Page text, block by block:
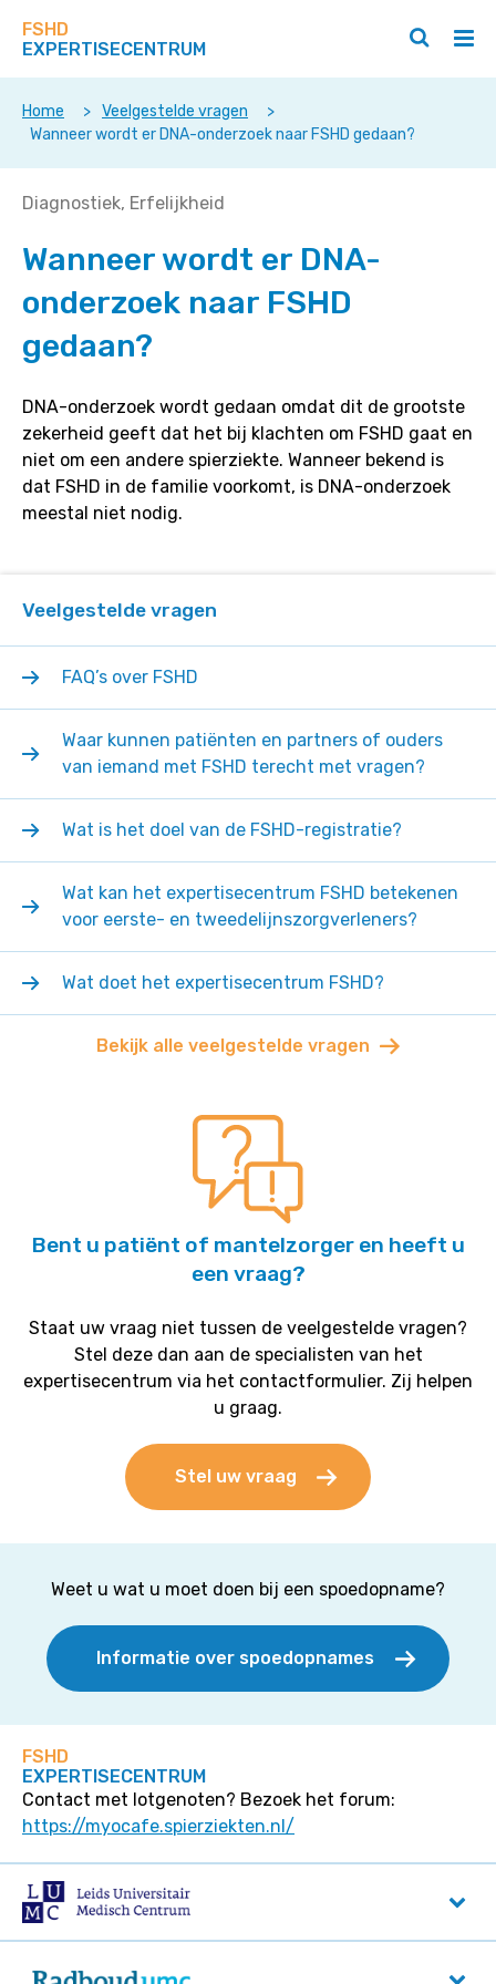
direct
op
deze
FSHD
EXPERTISECENTRUM
/
Zoeken
/
Home > Veelgestelde vragen
>
Wanneer wordt er DNA-onderzoek naar FSHD gedaan?
Wanneer
er
onderzoek
naar
FSHD
Diagnostiek Erfelijkheid
Wanneer wordt er DNA-
onderzoek naar FSHD
gedaan?
DNA-onderzoek wordt gedaan omdat dit de grootste
zekerheid geeft dat het bij klachten om FSHD gaat en
niet om een andere spierziekte. Wanneer bekend is
dat FSHD in de familie voorkomt, is DNA-onderzoek
meestal niet nodig.
Veelgestelde vragen
FAQ’s over FSHD
Waar kunnen patiënten en partners of ouders
van iemand met FSHD terecht met vragen?
Wat is het doel van de FSHD-registratie?
Wat kan het expertisecentrum FSHD betekenen
voor eerste- en tweedelijnszorgverleners?
Wat doet het expertisecentrum FSHD?
Bekijk alle veelgestelde vragen
Bent u patiënt of mantelzorger en heeft u
een vraag?
Staat uw vraag niet tussen de veelgestelde vragen?
Stel deze dan aan de specialisten van het
expertisecentrum via het contactformulier. Zij helpen
u graag.
Stel uw vraag
Weet u wat u moet doen bij een spoedopname?
Informatie over spoedopnames
FSHD
EXPERTISECENTRUM
Contact met lotgenoten? Bezoek het forum:
https://myocafe.spierziekten.nl/
LUMC